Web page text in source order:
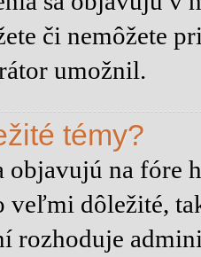
či nemôžete
umožnil.
témy?
objavujú na fóre
veľmi dôležité,
rozhoduje